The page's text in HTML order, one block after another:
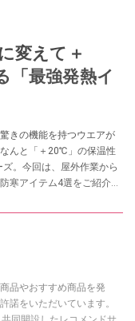
変えて＋
「最強発熱イ
きの機能を持つウエアが
んと「＋20℃」の保温性
。今回は、屋外作業から
寒アイテム4選をご紹介し
品やおすすめ商品を発
諾をいただいています。